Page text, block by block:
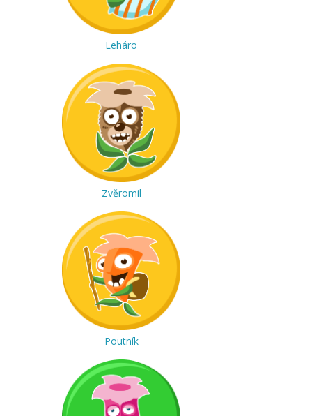
Leháro
Zvěromil
Poutník